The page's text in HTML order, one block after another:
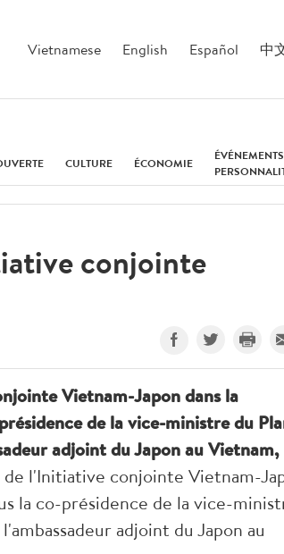
Vietnamese English Español 中
CULTURE ÉCONOMIE
conjointe
Vietnam-Japon dans la
de la vice-ministre du
adjoint du Japon au Vietnam,
l'Initiative conjointe Vietnam-
la co-présidence de la vice-
adjoint du Japon au